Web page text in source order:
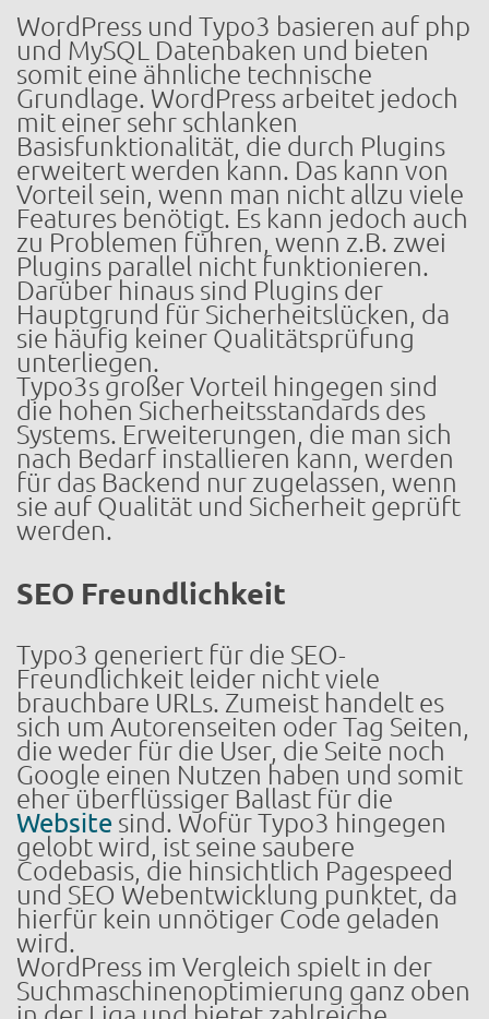
WordPress und Typo3 basieren auf php
und MySQL Datenbaken und bieten
somit eine ähnliche technische
Grundlage. WordPress arbeitet jedoch
mit einer sehr schlanken
Basisfunktionalität, die durch Plugins
erweitert werden kann. Das kann von
Vorteil sein, wenn man nicht allzu viele
Features benötigt. Es kann jedoch auch
zu Problemen führen, wenn z.B. zwei
Plugins parallel nicht funktionieren.
Darüber hinaus sind Plugins der
Hauptgrund für Sicherheitslücken, da
sie häufig keiner Qualitätsprüfung
unterliegen.
Typo3s großer Vorteil hingegen sind
die hohen Sicherheitsstandards des
Systems. Erweiterungen, die man sich
nach Bedarf installieren kann, werden
für das Backend nur zugelassen, wenn
sie auf Qualität und Sicherheit geprüft
werden.
SEO Freundlichkeit
Typo3 generiert für die SEO-
Freundlichkeit leider nicht viele
brauchbare URLs. Zumeist handelt es
sich um Autorenseiten oder Tag Seiten,
die weder für die User, die Seite noch
Google einen Nutzen haben und somit
eher überflüssiger Ballast für die
Website sind. Wofür Typo3 hingegen
gelobt wird, ist seine saubere
Codebasis, die hinsichtlich Pagespeed
und SEO Webentwicklung punktet, da
hierfür kein unnötiger Code geladen
wird.
WordPress im Vergleich spielt in der
Suchmaschinenoptimierung ganz oben